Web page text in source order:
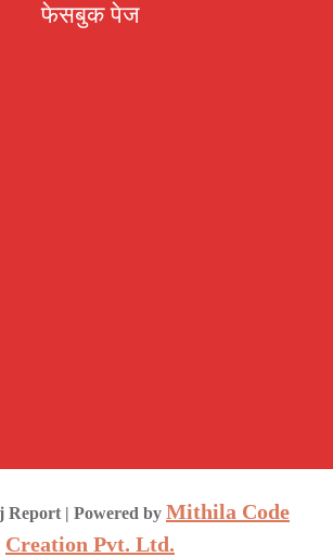
फेसबुक पेज
Report | Powered by Mithila Code
Creation Pvt. Ltd.